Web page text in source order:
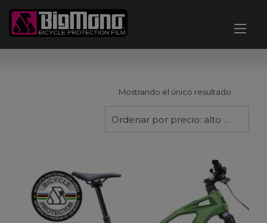
contenido
Mostrando el único resultado
Ordenar por precio: alto a bajo